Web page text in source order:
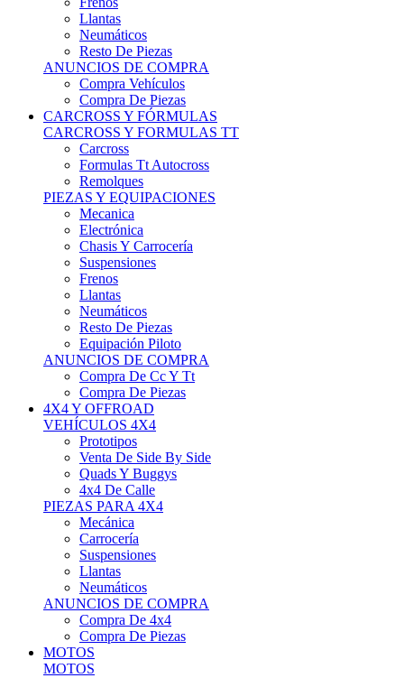
Neumáticos
Resto De Piezas
ANUNCIOS DE COMPRA
Compra Vehículos
Compra De Piezas
CARCROSS Y FÓRMULAS
CARCROSS Y FORMULAS TT
Carcross
Formulas Tt Autocross
Remolques
PIEZAS Y EQUIPACIONES
Mecanica
Electrónica
Chasis Y Carrocería
Suspensiones
Frenos
Llantas
Neumáticos
Resto De Piezas
Equipación Piloto
ANUNCIOS DE COMPRA
Compra De Cc Y Tt
Compra De Piezas
4X4 Y OFFROAD
VEHÍCULOS 4X4
Prototipos
Venta De Side By Side
Quads Y Buggys
4x4 De Calle
PIEZAS PARA 4X4
Mecánica
Carrocería
Suspensiones
Llantas
Neumáticos
ANUNCIOS DE COMPRA
Compra De 4x4
Compra De Piezas
MOTOS
MOTOS
Motos De Circuito